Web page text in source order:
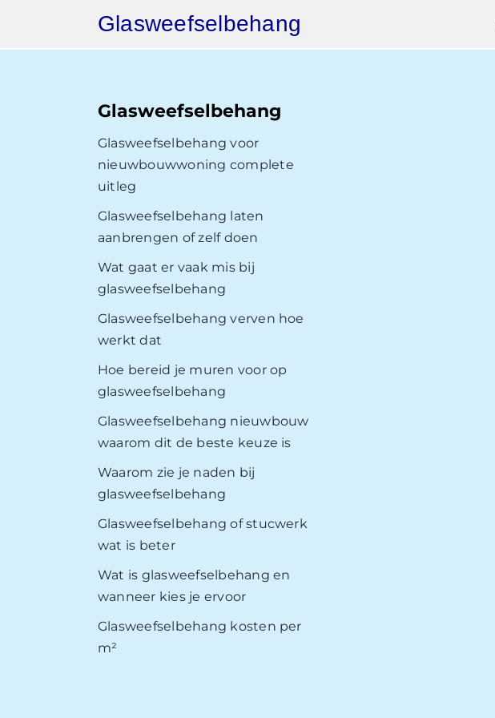
inhoud
Glasweefselbehang
Glasweefselbehang
Glasweefselbehang voor
nieuwbouwwoning complete
uitleg
Glasweefselbehang laten
aanbrengen of zelf doen
Wat gaat er vaak mis bij
glasweefselbehang
Glasweefselbehang verven hoe
werkt dat
Hoe bereid je muren voor op
glasweefselbehang
Glasweefselbehang nieuwbouw
waarom dit de beste keuze is
Waarom zie je naden bij
glasweefselbehang
Glasweefselbehang of stucwerk
wat is beter
Wat is glasweefselbehang en
wanneer kies je ervoor
Glasweefselbehang kosten per
m²